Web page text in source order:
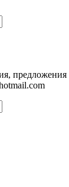
предложения